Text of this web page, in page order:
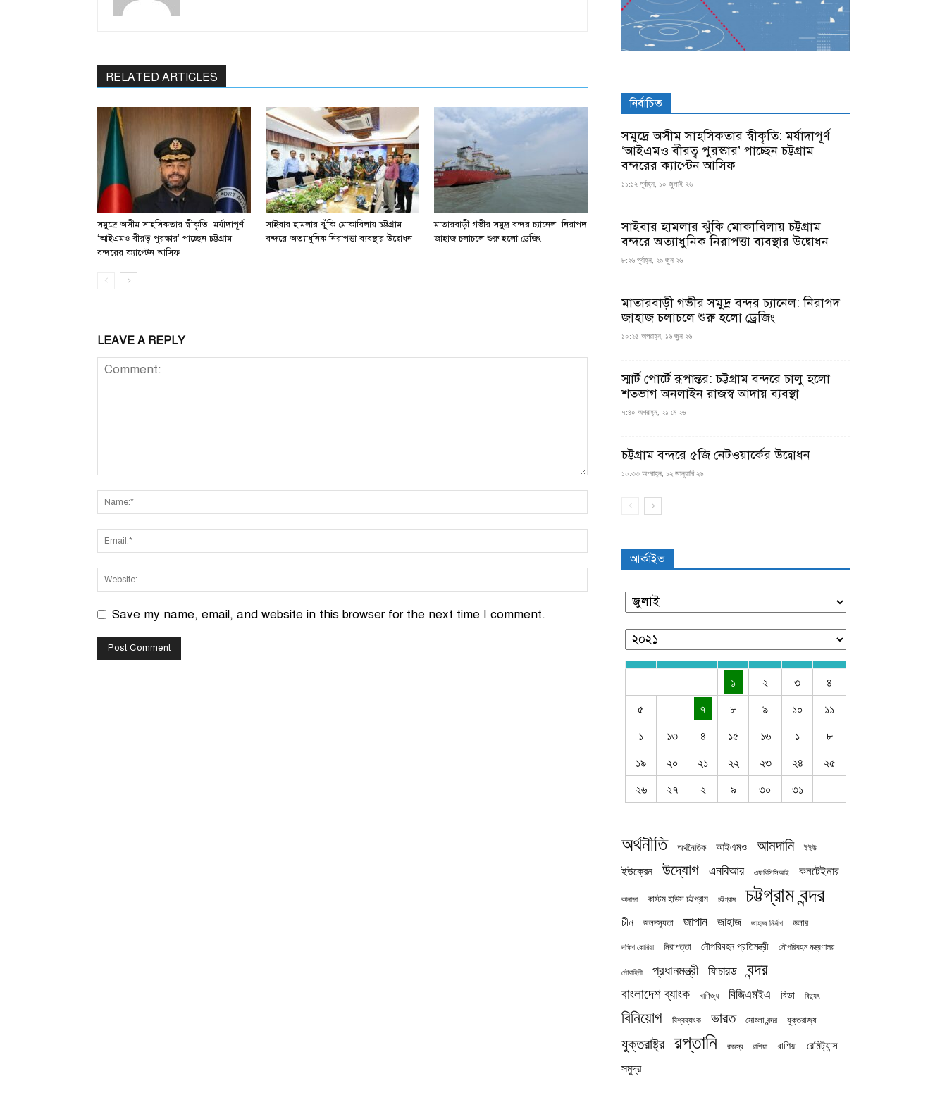
RELATED ARTICLES
সমুদ্রে অসীম সাহসিকতার স্বীকৃতি: মর্যাদাপূর্ণ
‘আইএমও বীরত্ব পুরস্কার’ পাচ্ছেন চট্টগ্রাম
বন্দরের ক্যাপ্টেন আসিফ
সাইবার হামলার ঝুঁকি মোকাবিলায় চট্টগ্রাম
বন্দরে অত্যাধুনিক নিরাপত্তা ব্যবস্থার উদ্বোধন
মাতারবাড়ী গভীর সমুদ্র বন্দর চ্যানেল: নিরাপদ
জাহাজ চলাচলে শুরু হলো ড্রেজিং
LEAVE A REPLY
Save my name, email, and website in this browser for the next time I comment.
নির্বাচিত
সমুদ্রে অসীম সাহসিকতার স্বীকৃতি: মর্যাদাপূর্ণ
‘আইএমও বীরত্ব পুরস্কার’ পাচ্ছেন চট্টগ্রাম
বন্দরের ক্যাপ্টেন আসিফ
১১:১২ পূর্বাহ্ন, ১০ জুলাই ২৬
সাইবার হামলার ঝুঁকি মোকাবিলায় চট্টগ্রাম
বন্দরে অত্যাধুনিক নিরাপত্তা ব্যবস্থার উদ্বোধন
৮:২৬ পূর্বাহ্ন, ২৯ জুন ২৬
মাতারবাড়ী গভীর সমুদ্র বন্দর চ্যানেল: নিরাপদ
জাহাজ চলাচলে শুরু হলো ড্রেজিং
১০:২৫ অপরাহ্ন, ১৬ জুন ২৬
স্মার্ট পোর্টে রূপান্তর: চট্টগ্রাম বন্দরে চালু হলো
শতভাগ অনলাইন রাজস্ব আদায় ব্যবস্থা
৭:৪০ অপরাহ্ন, ২১ মে ২৬
চট্টগ্রাম বন্দরে ৫জি নেটওয়ার্কের উদ্বোধন
১০:৩৩ অপরাহ্ন, ১২ জানুয়ারি ২৬
আর্কাইভ
১ ২ ৩
৪
৫
৭ ৮ ৯ ১০
১১
১
১৩ ৪ ১৫ ১৬ ১
৮
১৯
২০ ২১ ২২ ২৩ ২৪
২৫
২৬
২৭ ২ ৯ ৩০ ৩১
অর্থনীতি অর্থনৈতিক আইএমও আমদানি ইইউ
ইউক্রেন উদ্যোগ এনবিআর এফবিসিসিআই কনটেইনার
কানাডা কাস্টম হাউস চট্টগ্রাম চট্টগ্রাম চট্টগ্রাম বন্দর
চীন জলদস্যুতা জাপান জাহাজ জাহাজ নির্মাণ ডলার
দক্ষিণ কোরিয়া নিরাপত্তা নৌপরিবহন প্রতিমন্ত্রী নৌপরিবহন মন্ত্রণালয়
নৌবাহিনী প্রধানমন্ত্রী ফিচারড বন্দর
বাংলাদেশ ব্যাংক বাণিজ্য বিজিএমইএ বিডা বিদ্যুৎ
বিনিয়োগ বিশ্বব্যাংক ভারত মোংলা বন্দর যুক্তরাজ্য
যুক্তরাষ্ট্র রপ্তানি রাজস্ব রাশিয়া রাশিয়া রেমিট্যান্স
সমুদ্র